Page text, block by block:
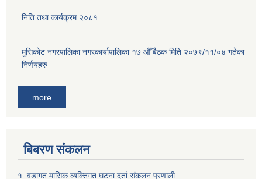
निति तथा कार्यक्रम २०८१
मुसिकोट नगरपालिका नगरकार्यापालिका १७ औँ बैठक मिति २०७९/११/०४ गतेका
निर्णयहरु
more
बिबरण संकलन
१. वडागत मासिक व्यक्तिगत घटना दर्ता संकलन प्रणाली